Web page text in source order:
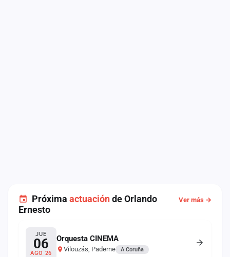
Próxima actuaciónde Orlando
Ernesto
Ver más →
JUE
06
AGO 26
Orquesta CINEMA
Vilouzás, Paderne A Coruña